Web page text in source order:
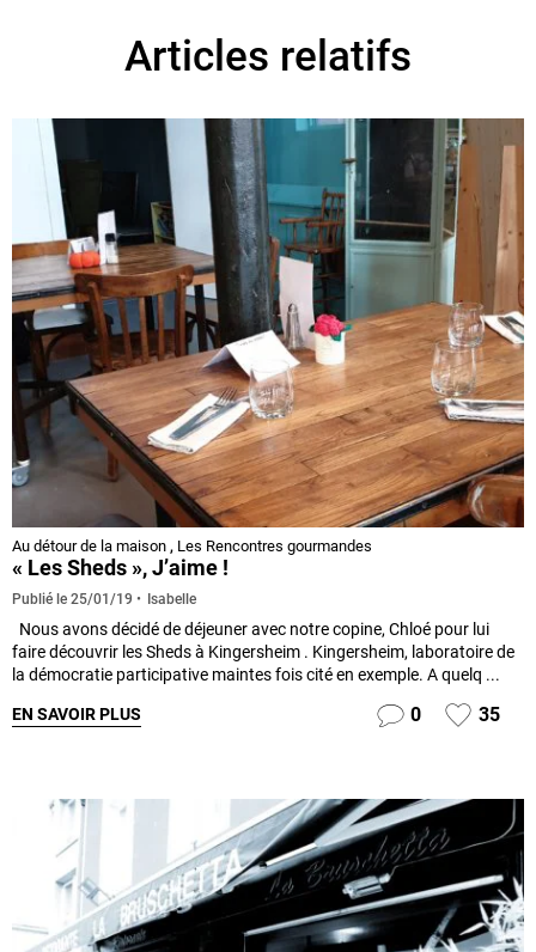
Articles relatifs
Au détour de la maison , Les Rencontres gourmandes
« Les Sheds », J’aime !
Publié le 25/01/19 Isabelle
Nous avons décidé de déjeuner avec notre copine, Chloé pour lui
faire découvrir les Sheds à Kingersheim . Kingersheim, laboratoire de
la démocratie participative maintes fois cité en exemple. A quelq ...
EN SAVOIR PLUS 0 35